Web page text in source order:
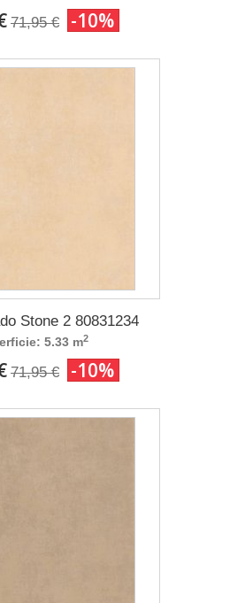
71,95 € -10%
Stone 2 80831234
5.33 m2
71,95 € -10%